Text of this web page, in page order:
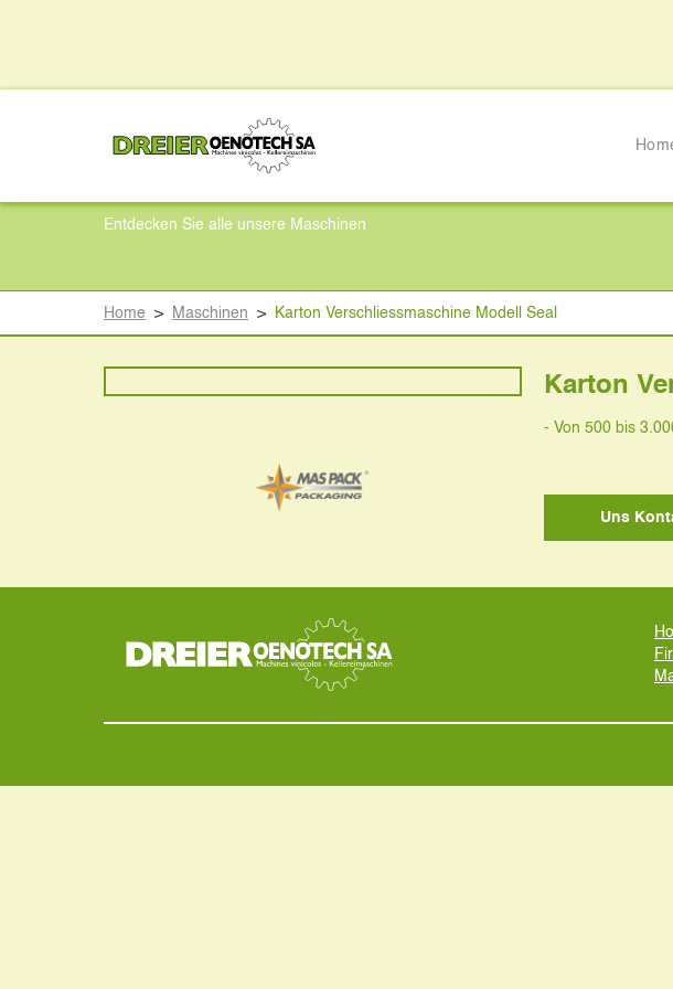
Entdecken Sie alle unsere Maschinen
Home > Maschinen > Karton Verschliessmaschine Modell Seal
Karton
- Von 500 bis
Uns